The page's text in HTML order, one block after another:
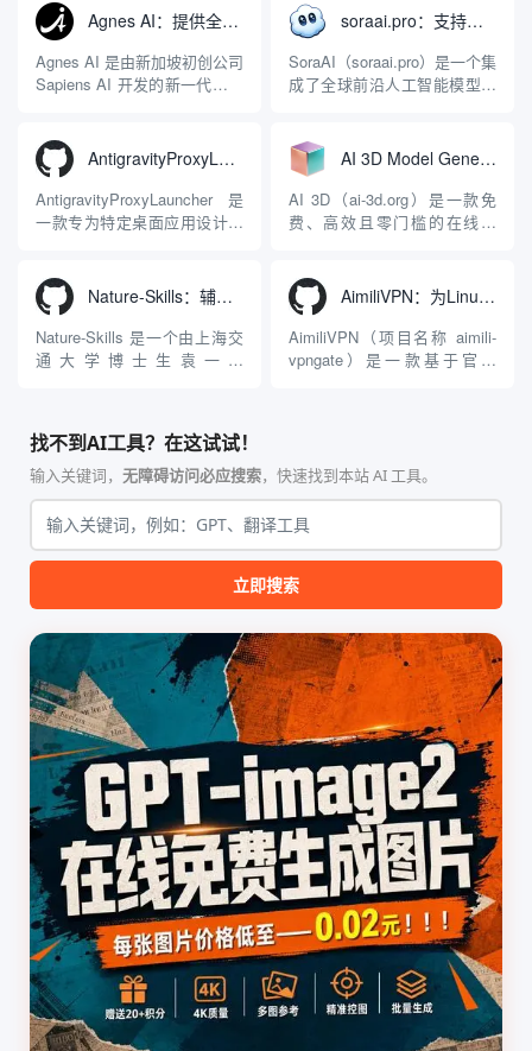
LuaJIT 构建，并在 2019 年作
为顶级开源项目捐赠给
Apache 软件基金会。APISIX
彻底摒...
程助手的账号与运行环境而设
计。它目前支持包括
Antigravity IDE、Codex、
GitHub Copilo...
Agnes AI：提供全模态模型免费API、支持图文视频生成与复杂工程执行的智能体平台
Agnes AI 是由新加坡初创公司
Sapiens AI 开发的新一代多模
限制，提供集文本、图像、视
频生成于一体的“全模态”大模
型能力。平台的核心产品矩阵
包括主打自动化工作流的
soraai.pro：支持多模型文字转视频和图像生成的在线创作工具
SoraAI（soraai.pro）是一个集
成了全球前沿人工智能模型的
者、营销人员及广大用户提供
一站式、开箱即用的视觉内容
生成解决方案。网站的核心优
势在于其强大的多模型聚合能
AntigravityProxyLauncher：免TUN全局代理使用Antigravity IDE
AntigravityProxyLauncher 是
一款专为特定桌面应用设计的
Windows 平台。当用户使用桌
面版 Gemini 客户端或
Antigravity IDE ...
AI 3D Model Generator：通过文本和图像快速生成3D模型的在线工具
AI 3D（ai-3d.org）是一款免
费、高效且零门槛的在线AI
动Seed 3D两大行业领先的AI
模型架构，致力于帮助用户无
需掌握复杂的3D拓扑知识或昂
贵的专业软件，即可在...
Nature-Skills：辅助撰写学术论文和绘制科研图表的智能体插件
Nature-Skills 是一个由上海交
通大学博士生袁一哲
合，专为顶级学术期刊（如
Nature、Science、Cell 等）
的论文撰写与发表流程设计。
该工具集以智能体插...
AimiliVPN：为Linux提供纯净出站家庭IP的VPN代理网关
AimiliVPN（项目名称 aimili-
vpngate）是一款基于官方
纯 Python 标准库编写，用户
无需安装...
找不到AI工具？在这试试！
输入关键词， 无障碍访问必应搜索，快速找到本站 AI 工具。
立即搜索